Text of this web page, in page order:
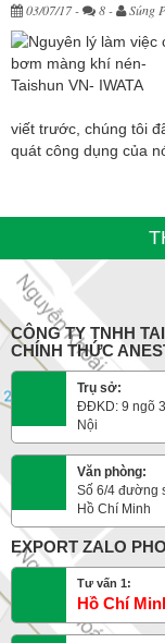
03/07/17- 8 - Súng
viết trước, chúng tôi
quát công dụng của
CÔNG TY TNHH
CHÍNH THỨC
Trụ sở:
ĐĐKD: 9 ngõ
Nội
Văn phòng:
Số 6/4 đường
Hồ Chí Minh
EXPORT ZALO
Tư vấn 1:
Hồ Chí